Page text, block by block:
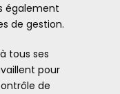
également
de gestion.
tous ses
pour
de